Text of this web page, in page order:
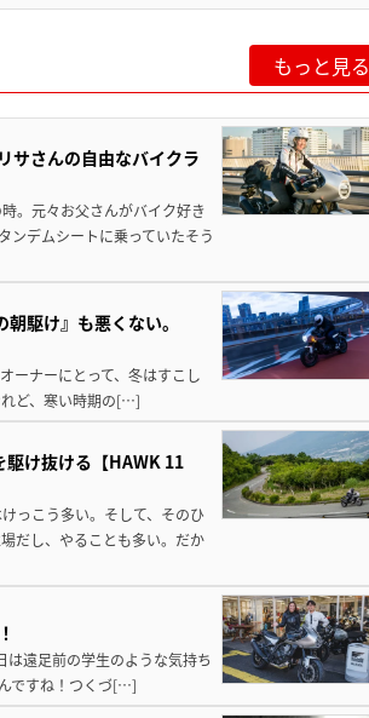
もっと見る
サさんの自由なバイクラ
。元々お父さんがバイク好き
ンデムシートに乗っていたそう
駆け』も悪くない。
ーナーにとって、冬はすこし
れど、寒い時期の[…]
け抜ける【HAWK 11
っこう多い。そして、そのひ
だし、やることも多い。だか
遠足前の学生のような気持ち
ですね！つくづ[…]